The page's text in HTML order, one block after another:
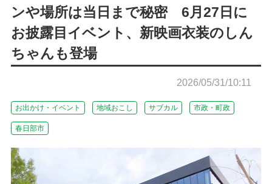
ンや場所は当日まで秘密 6月27日に
お披露目イベント、新映画衣装のしん
ちゃんも登場
2026/05/31/10:11
お出かけ・イベント 地域おこし サブカル 市政・町政
春日部市